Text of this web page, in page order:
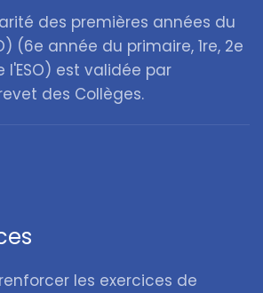
des premières années du
(6e année du primaire, 1re, 2e
l'ESO) est validée par
des Collèges.
les exercices de